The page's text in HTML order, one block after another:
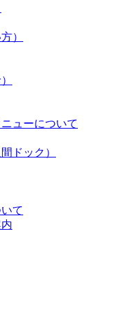
）
ューについて
ドック）
て